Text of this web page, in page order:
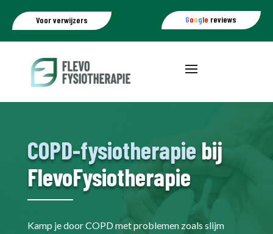
Voor verwijzers Google reviews
COPD-fysiotherapiebij
FlevoFysiotherapie
Kamp je door COPD met problemen zoals slijm